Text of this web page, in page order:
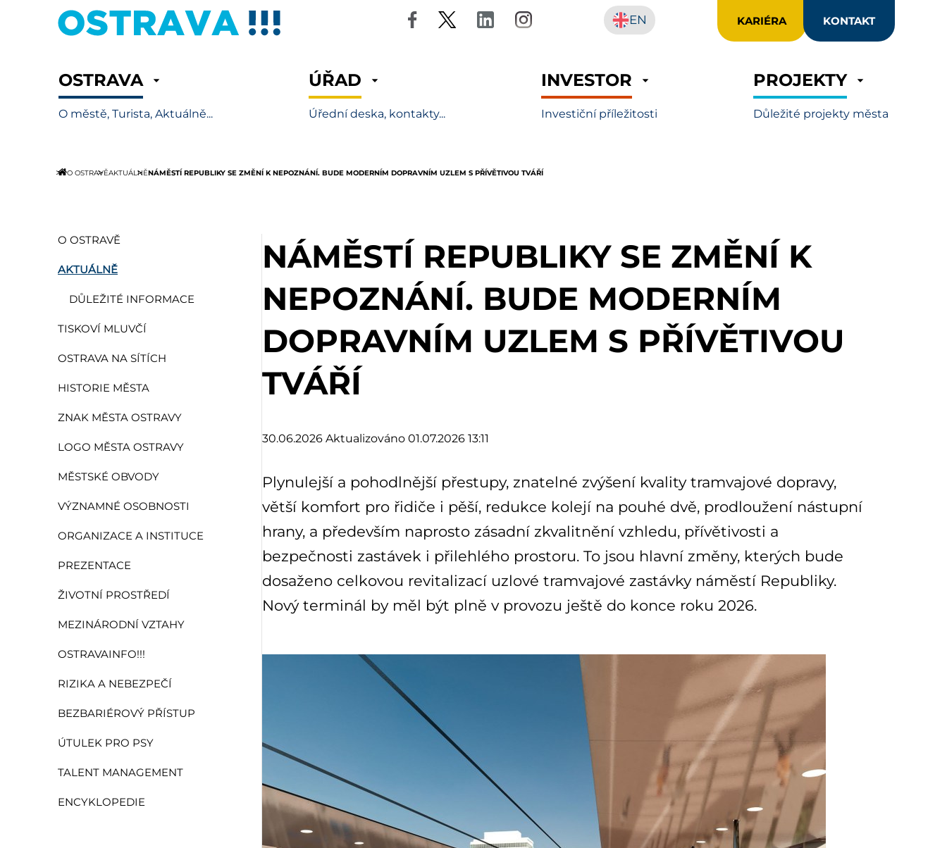
KARIÉRA KONTAKT
EN
OSTRAVA
O městě, Turista, Aktuálně...
ÚŘAD
Úřední deska, kontakty...
INVESTOR
Investiční příležitosti
PROJEKTY
Důležité projekty města
O OSTRAVĚAKTUÁLNĚNÁMĚSTÍ REPUBLIKY SE ZMĚNÍ K NEPOZNÁNÍ. BUDE MODERNÍM DOPRAVNÍM UZLEM S PŘÍVĚTIVOU TVÁŘÍ
O OSTRAVĚ
AKTUÁLNĚ
DŮLEŽITÉ INFORMACE
TISKOVÍ MLUVČÍ
OSTRAVA NA SÍTÍCH
HISTORIE MĚSTA
ZNAK MĚSTA OSTRAVY
LOGO MĚSTA OSTRAVY
MĚSTSKÉ OBVODY
VÝZNAMNÉ OSOBNOSTI
ORGANIZACE A INSTITUCE
PREZENTACE
ŽIVOTNÍ PROSTŘEDÍ
MEZINÁRODNÍ VZTAHY
OSTRAVAINFO!!!
RIZIKA A NEBEZPEČÍ
BEZBARIÉROVÝ PŘÍSTUP
ÚTULEK PRO PSY
TALENT MANAGEMENT
ENCYKLOPEDIE
NÁMĚSTÍ REPUBLIKY SE ZMĚNÍ K
NEPOZNÁNÍ. BUDE MODERNÍM
DOPRAVNÍM UZLEM S PŘÍVĚTIVOU
TVÁŘÍ
30.06.2026 Aktualizováno 01.07.2026 13:11
Plynulejší a pohodlnější přestupy, znatelné zvýšení kvality tramvajové dopravy,
větší komfort pro řidiče i pěší, redukce kolejí na pouhé dvě, prodloužení nástupní
hrany, a především naprosto zásadní zkvalitnění vzhledu, přívětivosti a
bezpečnosti zastávek i přilehlého prostoru. To jsou hlavní změny, kterých bude
dosaženo celkovou revitalizací uzlové tramvajové zastávky náměstí Republiky.
Nový terminál by měl být plně v provozu ještě do konce roku 2026.